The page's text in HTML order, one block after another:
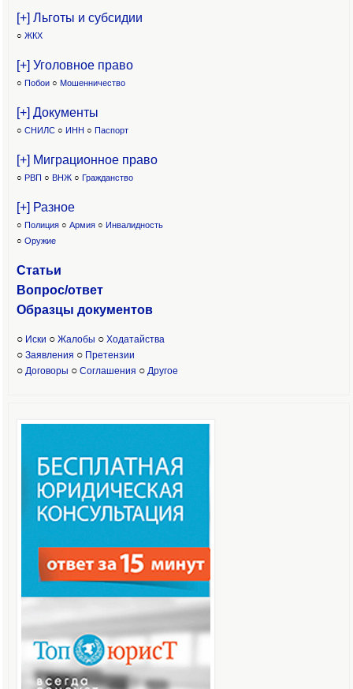
[+] Льготы и субсидии
○ ЖКХ
[+] Уголовное право
○ Побои ○ Мошенничество
[+] Документы
○ СНИЛС ○ ИНН ○ Паспорт
[+] Миграционное право
○ РВП ○ ВНЖ ○ Гражданство
[+] Разное
○ Полиция ○ Армия ○ Инвалидность
○ Оружие
Статьи
Вопрос/ответ
Образцы документов
○ Иски ○ Жалобы ○ Ходатайства
○ Заявления ○ Претензии
○ Договоры ○ Соглашения ○ Другое